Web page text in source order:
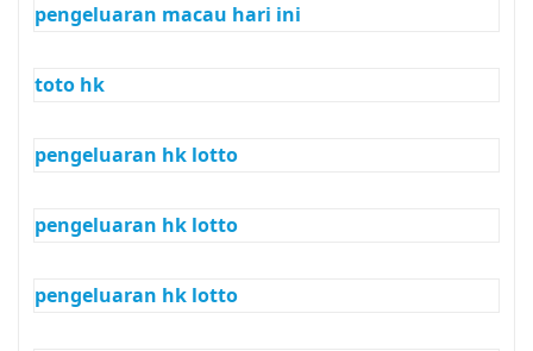
pengeluaran macau hari ini
toto hk
pengeluaran hk lotto
pengeluaran hk lotto
pengeluaran hk lotto